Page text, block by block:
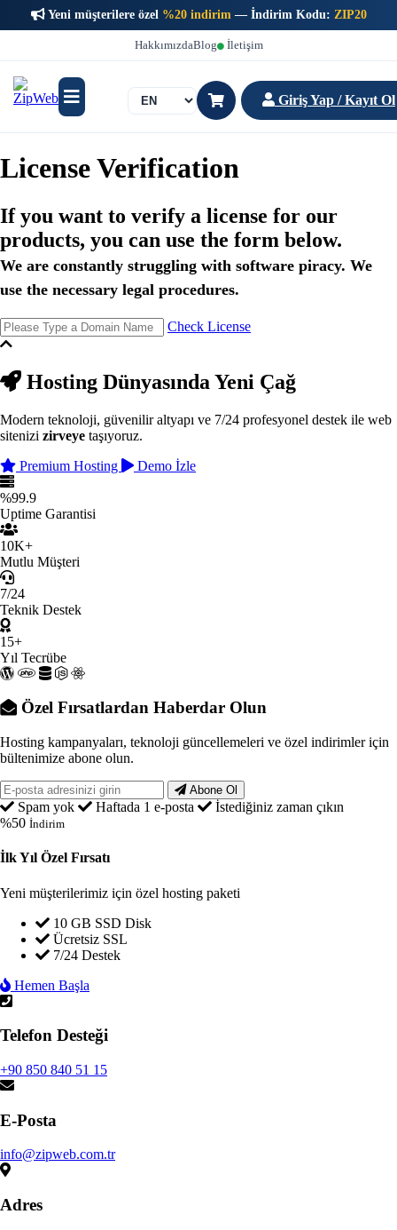
Yeni müşterilere özel %20 indirim— İndirim Kodu: ZIP20
HakkımızdaBlog İletişim
Giriş Yap / Kayıt Ol
License Verification
If you want to verify a license for our
products, you can use the form below.
We are constantly struggling with software piracy. We
use the necessary legal procedures.
Check License
Hosting Dünyasında Yeni Çağ
Modern teknoloji, güvenilir altyapı ve 7/24 profesyonel destek ile web
sitenizi zirveye taşıyoruz.
Premium Hosting
Demo İzle
%99.9
Uptime Garantisi
10K+
Mutlu Müşteri
7/24
Teknik Destek
15+
Yıl Tecrübe
Özel Fırsatlardan Haberdar Olun
Hosting kampanyaları, teknoloji güncellemeleri ve özel indirimler için
bültenimize abone olun.
Abone Ol
Spam yok Haftada 1 e-posta
İstediğiniz zaman çıkın
%50 İndirim
İlk Yıl Özel Fırsatı
Yeni müşterilerimiz için özel hosting paketi
10 GB SSD Disk
Ücretsiz SSL
7/24 Destek
Hemen Başla
Telefon Desteği
+90 850 840 51 15
E-Posta
info@zipweb.com.tr
Adres